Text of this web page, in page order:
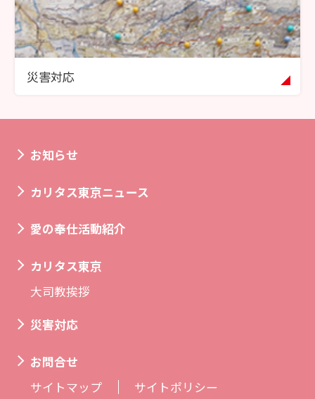
災害対応
お知らせ
カリタス東京ニュース
愛の奉仕活動紹介
カリタス東京
大司教挨拶
災害対応
お問合せ
サイトマップ
サイトポリシー